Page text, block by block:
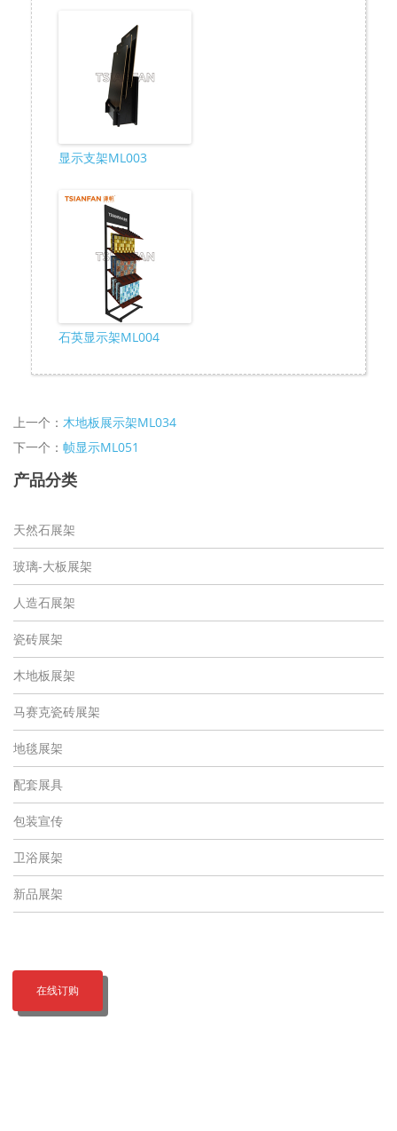
显示支架ML003
石英显示架ML004
上一个： 木地板展示架ML034
下一个： 帧显示ML051
产品分类
天然石展架
玻璃-大板展架
人造石展架
瓷砖展架
木地板展架
马赛克瓷砖展架
地毯展架
配套展具
包装宣传
卫浴展架
新品展架
在线订购